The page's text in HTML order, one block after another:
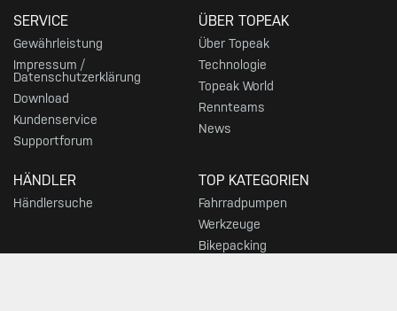
SERVICE
Gewährleistung
Impressum /
Datenschutzerklärung
Download
Kundenservice
Supportforum
ÜBER TOPEAK
Über Topeak
Technologie
Topeak World
Rennteams
News
HÄNDLER
Händlersuche
TOP KATEGORIEN
Fahrradpumpen
Werkzeuge
Bikepacking